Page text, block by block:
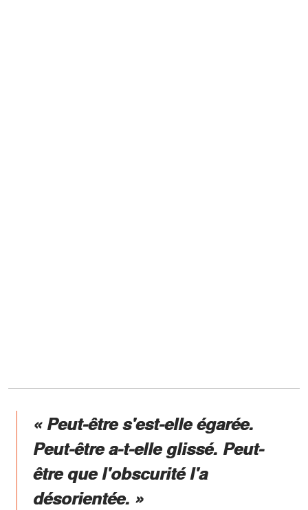
« Peut-être s'est-elle égarée.
Peut-être a-t-elle glissé. Peut-
être que l'obscurité l'a
désorientée. »